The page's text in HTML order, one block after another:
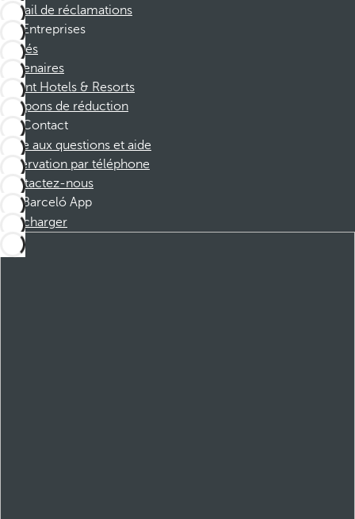
Portail de réclamations
Entreprises
Affiliés
Partenaires
Dorint Hotels & Resorts
Coupons de réduction
Contact
Foire aux questions et aide
Réservation par téléphone
Contactez-nous
Barceló App
Télécharger